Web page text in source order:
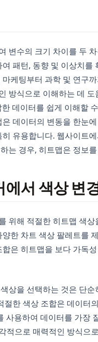
변수의 크기 차이를 두
패턴, 동향 및 이상치
케팅부터 과학 및 연구
방식으로 이해하는 데
데이터를 쉽게 이해할
데이터의 변동을 한눈
유용합니다. 웹사이트
는 경우, 히트맵은 정보
서 색상 변
위해 적절한 히트맵 색
한 차트 색상 팔레트를
은 히트맵을 보다 가독
상을 선택하는 것은 단
절한 색상 조합은 데이터
용하여 데이터를 가장
적으로 매력적인 방식으